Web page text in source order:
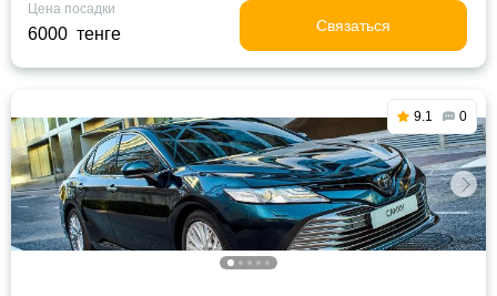
Цена посадки
6000 тенге Связаться
9.1 0